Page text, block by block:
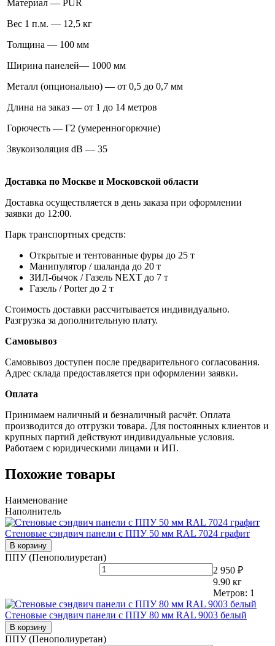
Материал — PUR
Вес 1 п.м. — 12,5 кг
Толщина — 100 мм
Ширина панелей— 1000 мм
Металл (опционально) — от 0,5 до 0,7 мм
Длина на заказ — от 1 до 14 метров
Горючесть — Г2 (умеренногорючие)
Звукоизоляция dB — 35
Доставка по Москве и Московской области
Доставка осуществляется в день заказа при оформлении
заявки до 12:00.
Парк транспортных средств:
Открытые и тентованные фуры до 25 т
Манипулятор / шаланда до 20 т
ЗИЛ-бычок / Газель NEXT до 7 т
Газель / Porter до 2 т
Стоимость доставки рассчитывается индивидуально.
Разгрузка за дополнительную плату.
Самовывоз
Самовывоз доступен после предварительного согласования.
Адрес склада предоставляется при оформлении заявки.
Оплата
Принимаем наличный и безналичный расчёт. Оплата
производится до отгрузки товара. Для постоянных клиентов и
крупных партий действуют индивидуальные условия.
Работаем с юридическими лицами и ИП.
Похожие товары
Наименование
Наполнитель
Стеновые сэндвич панели с ППУ 50 мм RAL 7024 графит
В корзину
ППУ (Пенополиуретан)
2 950 ₽
9.90 кг
Метров: 1
Стеновые сэндвич панели с ППУ 80 мм RAL 9003 белый
В корзину
ППУ (Пенополиуретан)